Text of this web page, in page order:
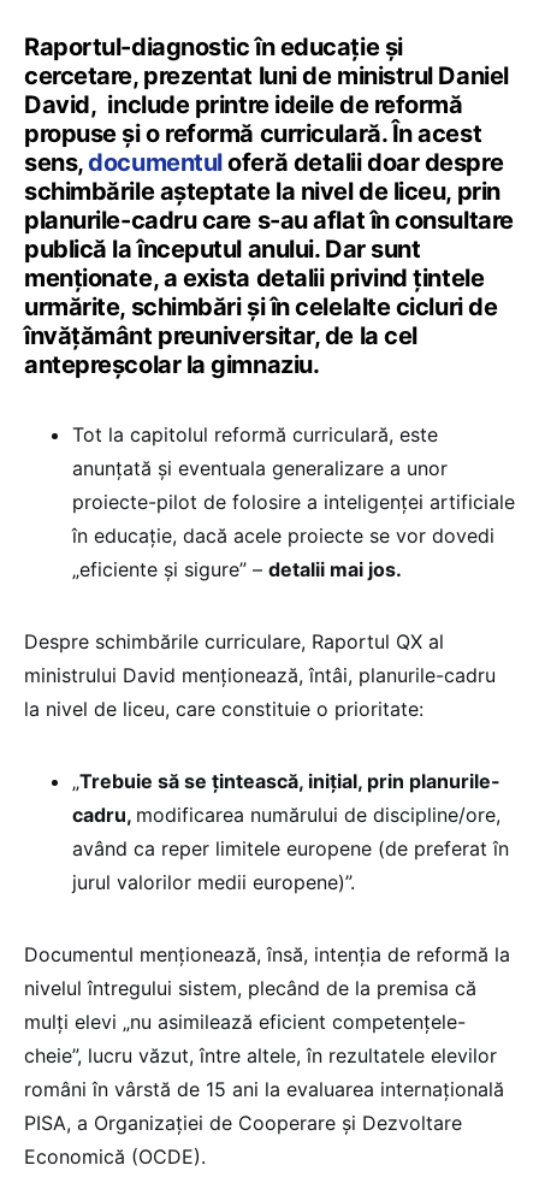
Raportul-diagnostic în educație și
cercetare, prezentat luni de ministrul Daniel
David, include printre ideile de reformă
propuse și o reformă curriculară. În acest
sens,documentuloferă detalii doar despre
schimbările așteptate la nivel de liceu, prin
planurile-cadru care s-au aflat în consultare
publică la începutul anului. Dar sunt
menționate, a exista detalii privind țintele
urmărite, schimbări și în celelalte cicluri de
învățământ preuniversitar, de la cel
antepreșcolar la gimnaziu.
Tot la capitolul reformă curriculară, este
anunțată și eventuala generalizare a unor
proiecte-pilot de folosire a inteligenței artificiale
în educație, dacă acele proiecte se vor dovedi
„eficiente și sigure” – detalii mai jos.
Despre schimbările curriculare, Raportul QX al
ministrului David menționează, întâi, planurile-cadru
la nivel de liceu, care constituie o prioritate:
„Trebuie să se țintească, inițial, prin planurile-
cadru, modificarea numărului de discipline/ore,
având ca reper limitele europene (de preferat în
jurul valorilor medii europene)”.
Documentul menționează, însă, intenția de reformă la
nivelul întregului sistem, plecând de la premisa că
mulți elevi „nu asimilează eficient competențele-
cheie”, lucru văzut, între altele, în rezultatele elevilor
români în vârstă de 15 ani la evaluarea internațională
PISA, a Organizației de Cooperare și Dezvoltare
Economică (OCDE).